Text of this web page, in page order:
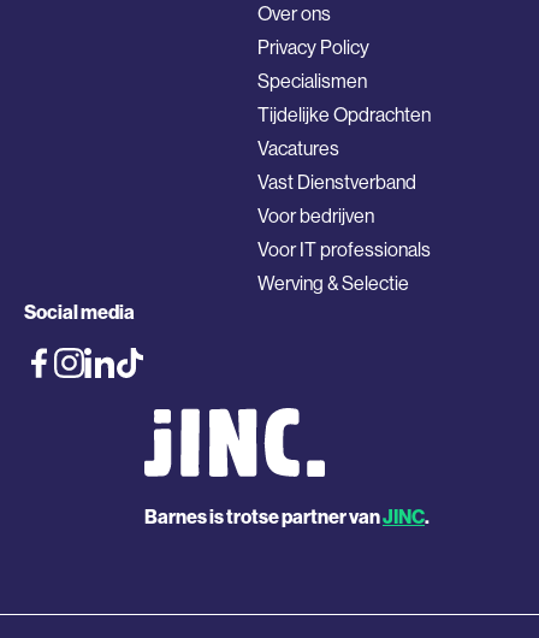
Over ons
Privacy Policy
Specialismen
Tijdelijke Opdrachten
Vacatures
Vast Dienstverband
Voor bedrijven
Voor IT professionals
Werving & Selectie
Social media
Barnes is trotse partner vanJINC.